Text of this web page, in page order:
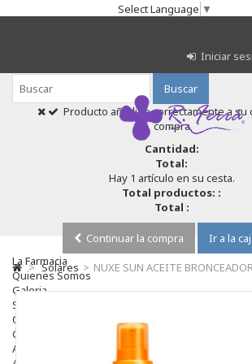
Select Language ▼
Iniciar
Buscar
Producto añadido correctamente a su
compra
Cantidad:
Total:
Hay 1 artículo en su cesta.
Total productos: :
Total :
Continuar la compra
Ir a la
La Farmacia
Quienes Somos
Galeria
Servicios
Cosmética
Cosmética Facial
Antiacné
> Solares > NUXE SUN ACEITE